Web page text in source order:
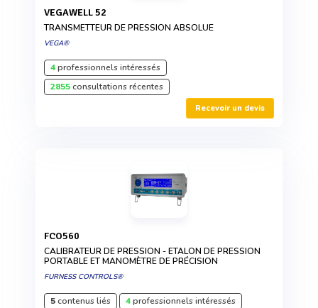
VEGAWELL 52
TRANSMETTEUR DE PRESSION ABSOLUE
VEGA®
4professionnels intéressés
2855consultations récentes
Recevoir un devis
FCO560
CALIBRATEUR DE PRESSION - ETALON DE PRESSION
PORTABLE ET MANOMÈTRE DE PRÉCISION
FURNESS CONTROLS®
5contenus liés 4professionnels intéressés